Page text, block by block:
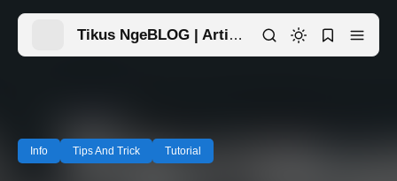
Tikus NgeBLOG | Artikel Menarik Ada Disini
Info Tips And Trick Tutorial